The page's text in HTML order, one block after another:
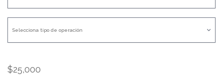
$25,000